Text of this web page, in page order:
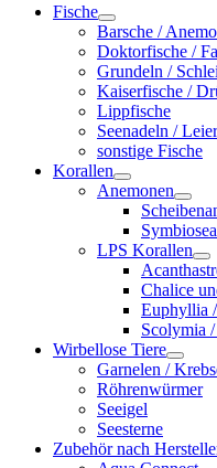
Fische
Barsche /
Doktorfische /
Grundeln /
Kaiserfische /
Lippfische
Seenadeln /
sonstige Fische
Korallen
Anemonen
LPS Korallen
Chalice
Euphyllia
Scolymia
Wirbellose Tiere
Garnelen /
Röhrenwürmer
Seeigel
Seesterne
Zubehör nach